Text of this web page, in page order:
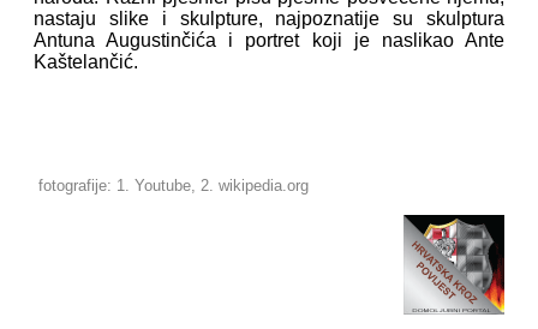
nastaju slike i skulpture, najpoznatije su skulptura
Antuna Augustinčića i portret koji je naslikao Ante
Kaštelančić.
fotografije: 1. Youtube, 2. wikipedia.org